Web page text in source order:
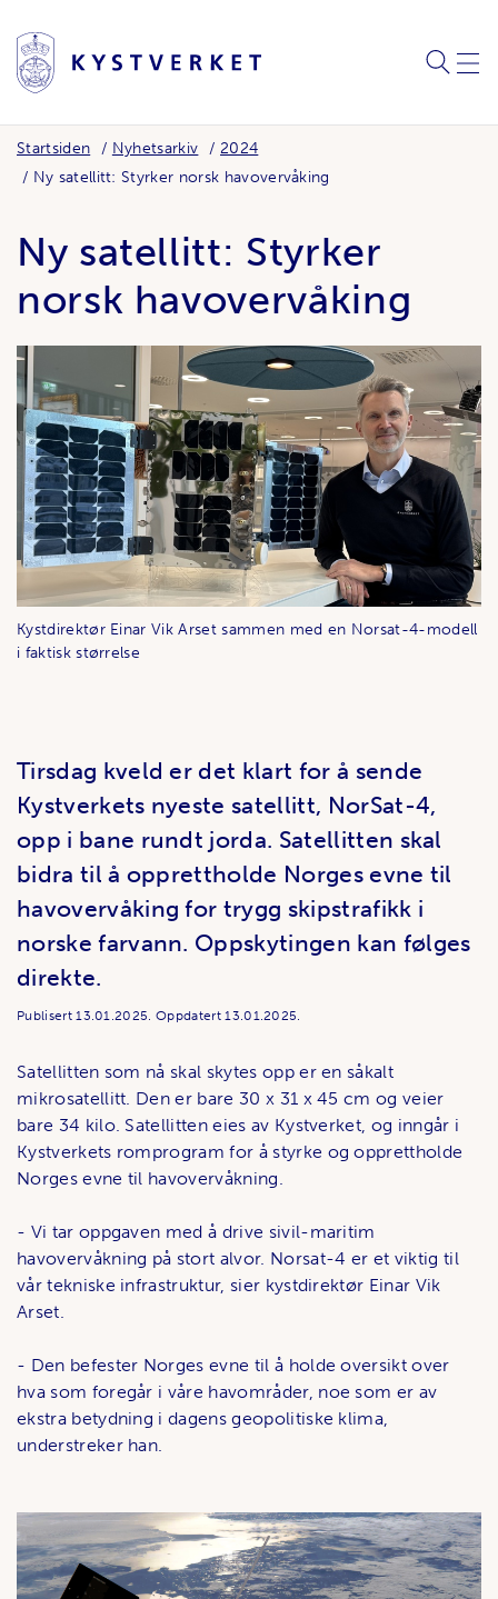
SØK
Startsiden Nyhetsarkiv
2024
Ny satellitt: Styrker norsk havovervåking
Ny satellitt: Styrker
norsk havovervåking
Kystdirektør Einar Vik Arset sammen med en Norsat-4-modell
i faktisk størrelse
Tirsdag kveld er det klart for å sende
Kystverkets nyeste satellitt, NorSat-4,
opp i bane rundt jorda. Satellitten skal
bidra til å opprettholde Norges evne til
havovervåking for trygg skipstrafikk i
norske farvann. Oppskytingen kan følges
direkte.
Publisert13.01.2025.Oppdatert13.01.2025.
Satellitten som nå skal skytes opp er en såkalt
mikrosatellitt. Den er bare 30 x 31 x 45 cm og veier
bare 34 kilo. Satellitten eies av Kystverket, og inngår i
Kystverkets romprogram for å styrke og opprettholde
Norges evne til havovervåkning.
- Vi tar oppgaven med å drive sivil-maritim
havovervåkning på stort alvor. Norsat-4 er et viktig til
vår tekniske infrastruktur, sier kystdirektør Einar Vik
Arset.
- Den befester Norges evne til å holde oversikt over
hva som foregår i våre havområder, noe som er av
ekstra betydning i dagens geopolitiske klima,
understreker han.